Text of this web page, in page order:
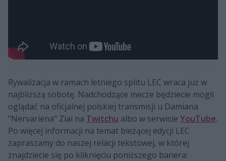
Rywalizacja w ramach letniego splitu LEC wraca już w
najbliższą sobotę. Nadchodzące mecze będziecie mogli
oglądać na oficjalnej polskiej transmisji u Damiana
"Nervariena" Ziai na Twitchu albo w serwisie YouTube.
Po więcej informacji na temat bieżącej edycji LEC
zapraszamy do naszej relacji tekstowej, w której
znajdziecie się po kliknięciu poniższego banera: